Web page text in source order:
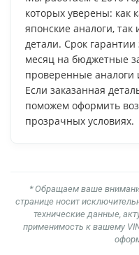
которых уверены: как
японские аналоги,
детали. Срок гарантии
месяц на бюджетные
проверенные аналоги
Если заказанная
поможем оформить
прозрачных условиях.
* Обращаем ваше
странице носит
технические данные,
применимость к вашему